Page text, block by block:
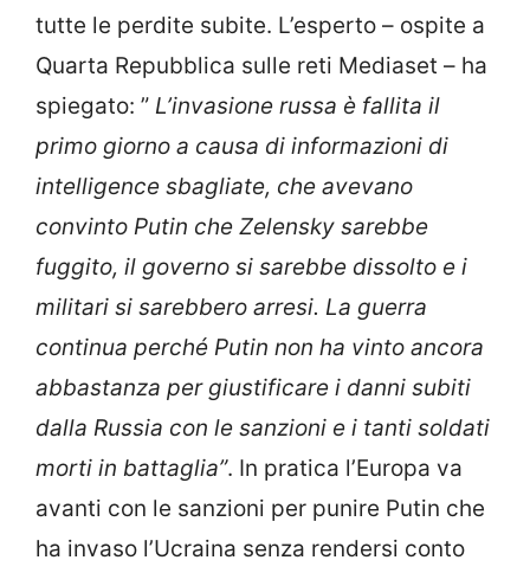
tutte le perdite subite. L’esperto – ospite a
Quarta Repubblica sulle reti Mediaset – ha
spiegato: ” L’invasione russa è fallita il
primo giorno a causa di informazioni di
intelligence sbagliate, che avevano
convinto Putin che Zelensky sarebbe
fuggito, il governo si sarebbe dissolto e i
militari si sarebbero arresi. La guerra
continua perché Putin non ha vinto ancora
abbastanza per giustificare i danni subiti
dalla Russia con le sanzioni e i tanti soldati
morti in battaglia”. In pratica l’Europa va
avanti con le sanzioni per punire Putin che
ha invaso l’Ucraina senza rendersi conto